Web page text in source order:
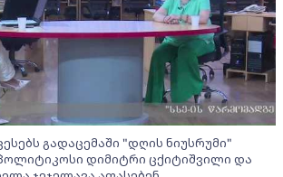
გადაცემაში "დღის ნიუსრუმი"
დიმიტრი ცქიტიშვილი და